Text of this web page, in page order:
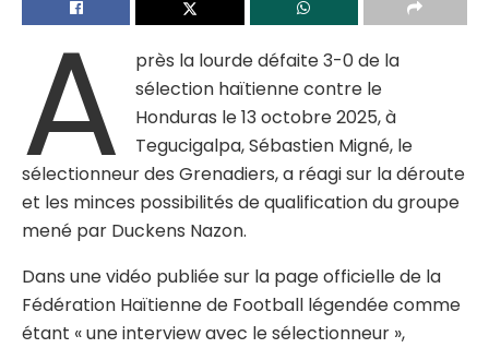
A
près la lourde défaite 3-0 de la
sélection haïtienne contre le
Honduras le 13 octobre 2025, à
Tegucigalpa, Sébastien Migné, le
sélectionneur des Grenadiers, a réagi sur la déroute
et les minces possibilités de qualification du groupe
mené par Duckens Nazon.
Dans une vidéo publiée sur la page officielle de la
Fédération Haïtienne de Football légendée comme
étant « une interview avec le sélectionneur »,